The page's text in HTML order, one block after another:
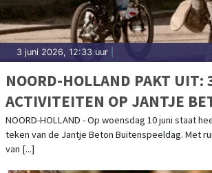
3 juni 2026, 12:33 uur
NOORD-HOLLAND PAKT UIT:
ACTIVITEITEN OP JANTJE
BUITENSPEELDAG
NOORD-HOLLAND - Op woensdag 10 juni staat
teken van de Jantje Beton Buitenspeeldag. Met
van [...]